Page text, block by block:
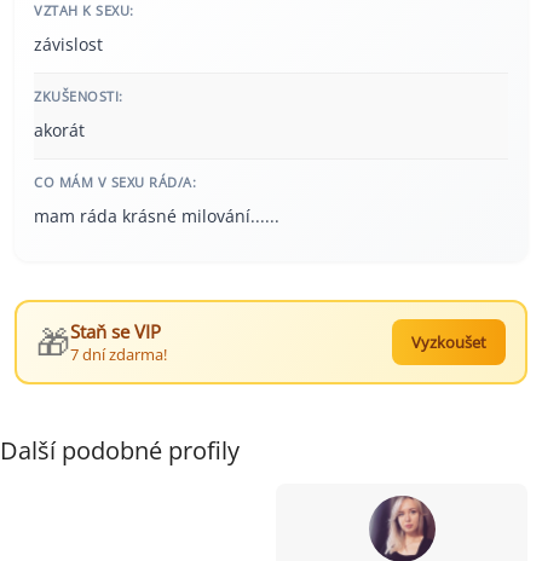
VZTAH K SEXU:
závislost
ZKUŠENOSTI:
akorát
CO MÁM V SEXU RÁD/A:
mam ráda krásné milování......
🎁Staň se VIP
7 dní zdarma!
Vyzkoušet
Další podobné profily